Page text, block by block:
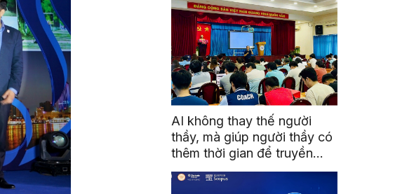
AI không thay thế người
thầy, mà giúp người thầy có
thêm thời gian để truyền
cảm hứng